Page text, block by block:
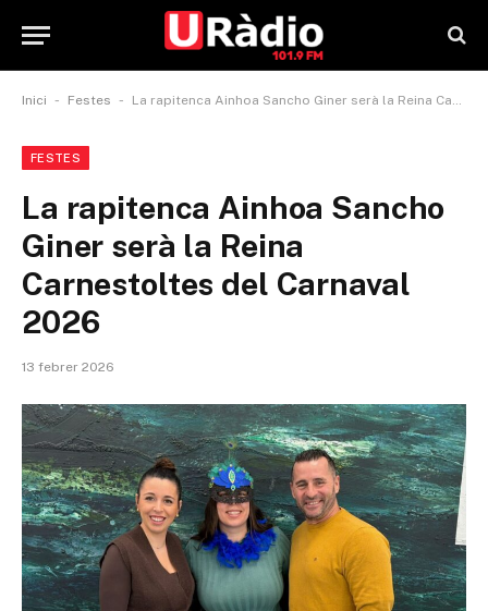
Inici - Festes - La rapitenca Ainhoa Sancho Giner serà la Reina Carnestoltes del Carnaval 2026
FESTES
La rapitenca Ainhoa Sancho
Giner serà la Reina
Carnestoltes del Carnaval
2026
13 febrer 2026